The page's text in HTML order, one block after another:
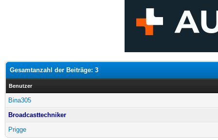
Gesamtanzahl der Beiträge: 3
Benutzer
Bina305
Broadcasttechniker
Prigge